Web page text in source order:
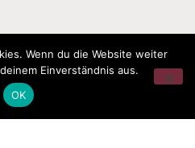
Wenn du die Website weiter
Einverständnis aus.
OK